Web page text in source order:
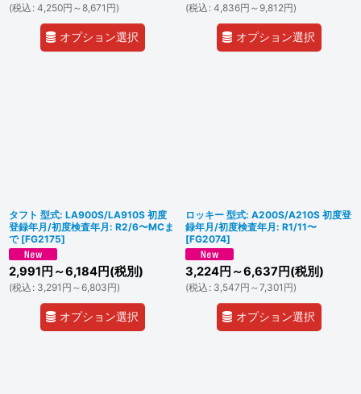
(税込 : 4,250円 ～8,671 円)
オプション選択
(税込 : 4,836円 ～9,812円)
オプション選択
タフト 型式: LA900S/LA910S 初度
登録年月/初度検査年月: R2/6〜MCま
で [FG2175]
2,991 円 ～6,184円(税別)
(税込 : 3,291 円 ～6,803円)
オプション選択
ロッキー 型式: A200S/A210S 初度登
録年月/初度検査年月: R1/11〜
[FG2074]
3,224円 ～6,637 円(税別)
(税込 : 3,547円 ～7,301 円)
オプション選択